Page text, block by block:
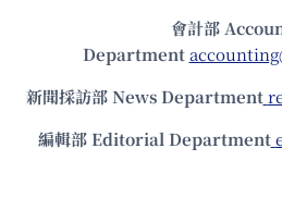
會計部
Department
新聞採訪部 News Department
編輯部 Editorial Department